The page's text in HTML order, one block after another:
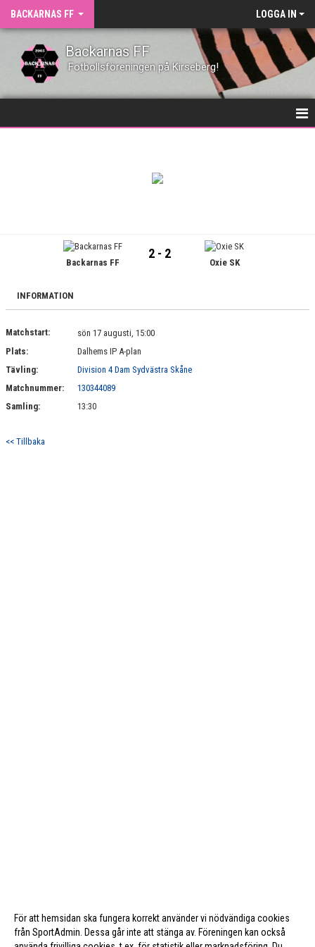
BACKARNAS FF LOGGA IN
Backarnas FF
Fotbollsföreningen på Kirseberg!
VÅRA LAG
SPONSRING
STÖDMEDLEM - BLI VÅR BFF!
Backarnas FF
2 - 2
Oxie SK
INFORMATION
Matchstart:
sön 17 augusti, 15:00
Plats:
Dalhems IP A-plan
Tävling:
Division 4 Dam Sydvästra Skåne
Matchnummer:
130344089
Samling:
13:30
<< Tillbaka
För att hemsidan ska fungera korrekt använder vi nödvändiga cookies
från SportAdmin. Dessa går inte att stänga av. Föreningen kan också